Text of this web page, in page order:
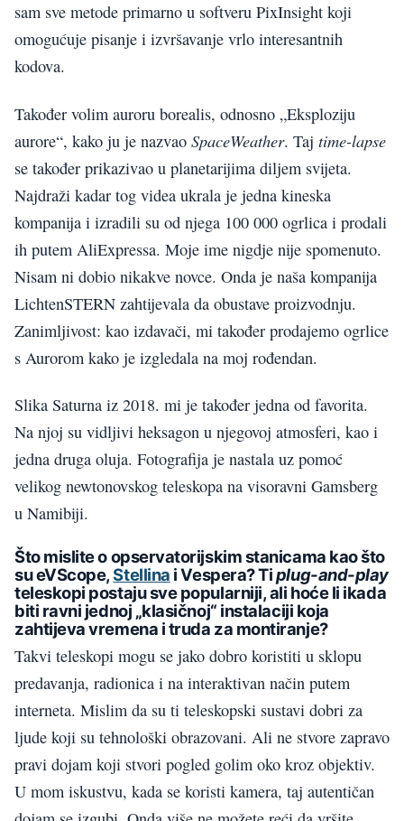
sam sve metode primarno u softveru PixInsight koji
omogućuje pisanje i izvršavanje vrlo interesantnih
kodova.
Također volim auroru borealis, odnosno „Eksploziju
aurore“, kako ju je nazvao SpaceWeather. Taj time-lapse
se također prikazivao u planetarijima diljem svijeta.
Najdraži kadar tog videa ukrala je jedna kineska
kompanija i izradili su od njega 100 000 ogrlica i prodali
ih putem AliExpressa. Moje ime nigdje nije spomenuto.
Nisam ni dobio nikakve novce. Onda je naša kompanija
LichtenSTERN zahtijevala da obustave proizvodnju.
Zanimljivost: kao izdavači, mi također prodajemo ogrlice
s Aurorom kako je izgledala na moj rođendan.
Slika Saturna iz 2018. mi je također jedna od favorita.
Na njoj su vidljivi heksagon u njegovoj atmosferi, kao i
jedna druga oluja. Fotografija je nastala uz pomoć
velikog newtonovskog teleskopa na visoravni Gamsberg
u Namibiji.
Što mislite o opservatorijskim stanicama kao što
su eVScope,Stellina i Vespera? Tiplug-and-play
teleskopi postaju sve popularniji, ali hoće li ikada
biti ravni jednoj „klasičnoj“ instalaciji koja
zahtijeva vremena i truda za montiranje?
Takvi teleskopi mogu se jako dobro koristiti u sklopu
predavanja, radionica i na interaktivan način putem
interneta. Mislim da su ti teleskopski sustavi dobri za
ljude koji su tehnološki obrazovani. Ali ne stvore zapravo
pravi dojam koji stvori pogled golim oko kroz objektiv.
U mom iskustvu, kada se koristi kamera, taj autentičan